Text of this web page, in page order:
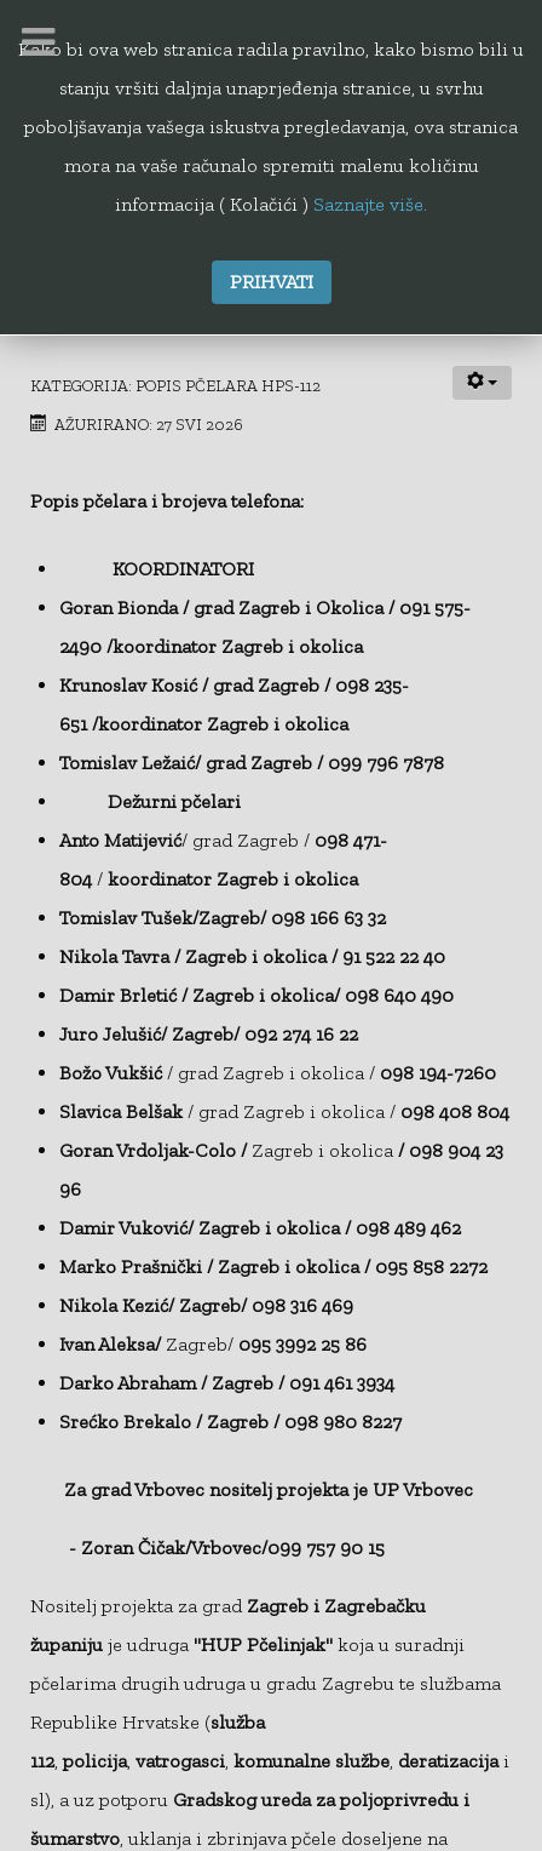
KATEGORIJA: POPIS PČELARA HPS-112
AŽURIRANO: 27 SVI 2026
Popis pčelara i brojeva telefona:
KOORDINATORI
Goran Bionda / grad Zagreb i Okolica / 091 575-
2490 /koordinator Zagreb i okolica
Krunoslav Kosić/ grad Zagreb / 098 235-
651 /koordinator Zagreb i okolica
Tomislav Ležaić/ grad Zagreb / 099 796 7878
Dežurni pčelari
Anto Matijević/ grad Zagreb / 098 471-
804/ koordinator Zagreb i okolica
Tomislav Tušek/Zagreb/ 098 166 63 32
Nikola Tavra / Zagreb i okolica / 91 522 22 40
Damir Brletić / Zagreb i okolica/ 098 640 490
Juro Jelušić/ Zagreb/ 092 274 16 22
Božo Vukšić/ grad Zagreb i okolica / 098 194-7260
Slavica Belšak/ grad Zagreb i okolica / 098 408 804
Goran Vrdoljak-Colo / Zagreb i okolica / 098 904 23
96
Damir Vuković/ Zagreb i okolica / 098 489 462
Marko Prašnički / Zagreb i okolica / 095 858 2272
Nikola Kezić/ Zagreb/ 098 316 469
Ivan Aleksa/ Zagreb/ 095 3992 25 86
Darko Abraham / Zagreb / 091 461 3934
Srećko Brekalo / Zagreb / 098 980 8227
Za grad Vrbovec nositelj projekta je UP Vrbovec
- Zoran Čičak/Vrbovec/099 757 90 15
Nositelj projekta za grad Zagreb i Zagrebačku
županiju je udruga "HUP Pčelinjak" koja u suradnji
pčelarima drugih udruga u gradu Zagrebu te službama
Republike Hrvatske (služba
112,policija, vatrogasci, komunalne službe, deratizacijai
sl), a uz potporu Gradskog ureda za poljoprivredu i
šumarstvo, uklanja i zbrinjava pčele doseljene na
Kako bi ova web stranica radila pravilno, kako bismo bili u
stanju vršiti daljnja unaprjeđenja stranice, u svrhu
poboljšavanja vašega iskustva pregledavanja, ova stranica
mora na vaše računalo spremiti malenu količinu
informacija ( Kolačići ) Saznajte više.
PRIHVATI